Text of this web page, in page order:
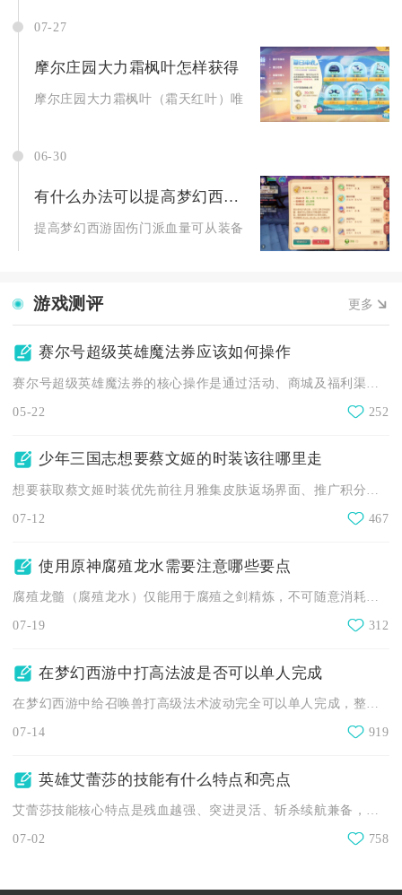
07-27
摩尔庄园大力霜枫叶怎样获得
摩尔庄园大力霜枫叶（霜天红叶）唯一获取渠道为大力神秘商
06-30
有什么办法可以提高梦幻西游固伤门派的血量
提高梦幻西游固伤门派血量可从装备搭配、灵饰选择、属性加
游戏测评 更多
赛尔号超级英雄魔法券应该如何操作
05-22 252
少年三国志想要蔡文姬的时装该往哪里走
07-12 467
使用原神腐殖龙水需要注意哪些要点
07-19 312
在梦幻西游中打高法波是否可以单人完成
07-14 919
英雄艾蕾莎的技能有什么特点和亮点
07-02 758